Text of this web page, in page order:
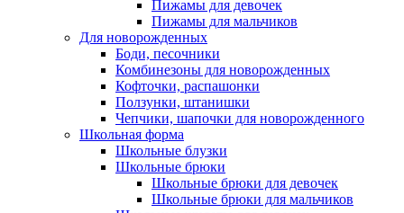
Пижамы для девочек
Пижамы для мальчиков
Для новорожденных
Боди, песочники
Комбинезоны для новорожденных
Кофточки, распашонки
Ползунки, штанишки
Чепчики, шапочки для новорожденного
Школьная форма
Школьные блузки
Школьные брюки
Школьные брюки для девочек
Школьные брюки для мальчиков